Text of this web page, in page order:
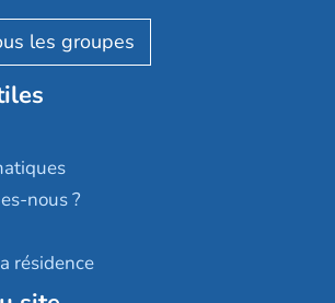
d'or
services Villa Médicis
Services
nous ?
résidence